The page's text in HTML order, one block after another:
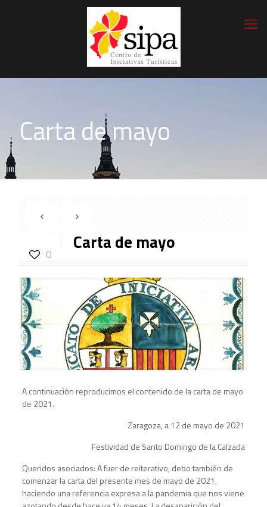
Carta de mayo
0
Carta de mayo
A continuación reproducimos el contenido de la carta de mayo
de 2021.
Zaragoza, a 12 de mayo de 2021
Festividad de Santo Domingo de la Calzada
Queridos asociados: A fuer de reiterativo, debo también de
comenzar la carta del presente mes de mayo de 2021,
haciendo una referencia expresa a la pandemia que nos viene